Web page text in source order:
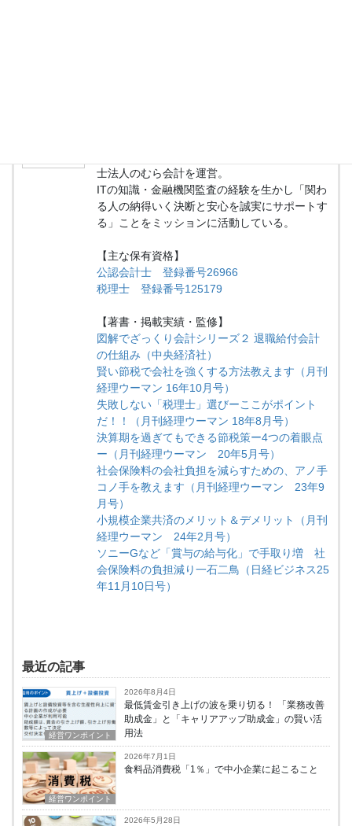
士法人のむら会計を運営。
ITの知識・金融機関監査の経験を生かし「関わ
る人の納得いく決断と安心を誠実にサポートす
る」ことをミッションに活動している。
【主な保有資格】
公認会計士 登録番号26966
税理士 登録番号125179
【著書・掲載実績・監修】
図解でざっくり会計シリーズ２ 退職給付会計
の仕組み（中央経済社）
賢い節税で会社を強くする方法教えます（月刊
経理ウーマン 16年10月号）
失敗しない「税理士」選びーここがポイント
だ！！（月刊経理ウーマン 18年8月号）
決算期を過ぎてもできる節税策ー4つの着眼点
ー（月刊経理ウーマン 20年5月号）
社会保険料の会社負担を減らすための、アノ手
コノ手を教えます（月刊経理ウーマン 23年9
月号）
小規模企業共済のメリット＆デメリット（月刊
経理ウーマン 24年2月号）
ソニーGなど「賞与の給与化」で手取り増 社
会保険料の負担減り一石二鳥（日経ビジネス25
年11月10日号）
最近の記事
経営ワンポイント
2026年8月4日
最低賃金引き上げの波を乗り切る！ 「業務改善
助成金」と「キャリアアップ助成金」の賢い活
用法
経営ワンポイント
2026年7月1日
食料品消費税「1％」で中小企業に起こること
2026年5月28日